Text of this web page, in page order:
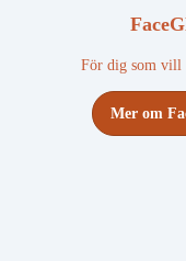
För dig som vill
Mer om